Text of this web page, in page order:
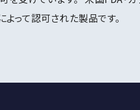
よって認可された製品です。